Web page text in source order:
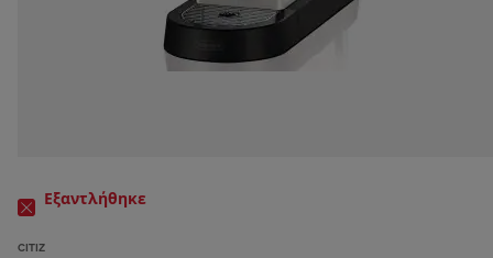
Εξαντλήθηκε
CITIZ